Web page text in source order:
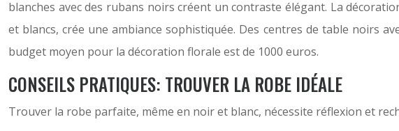
blanches avec des rubans noirs créent un contraste élégant. La
et blancs, crée une ambiance sophistiquée. Des centres de table noirs
budget moyen pour la décoration florale est de 1000 euros.
CONSEILS PRATIQUES: TROUVER LA ROBE IDÉALE
Trouver la robe parfaite, même en noir et blanc, nécessite réflexion et